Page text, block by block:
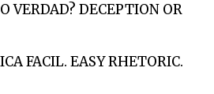
VERDAD? DECEPTION OR
FACIL. EASY RHETORIC.